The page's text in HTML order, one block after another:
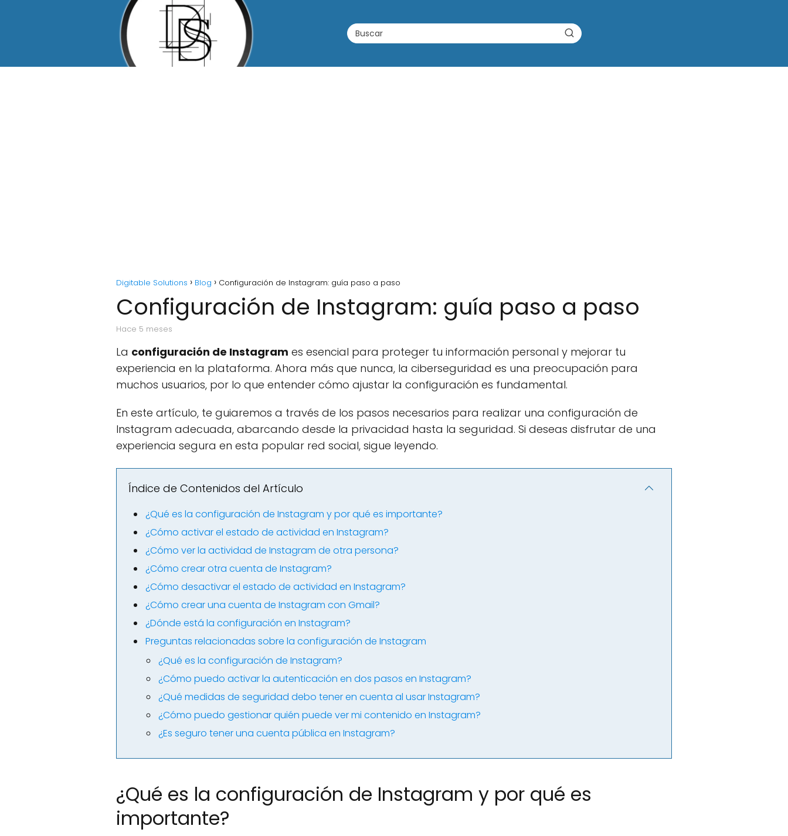
Digitable Solutions Blog Configuración de Instagram: guía paso a paso
Configuración de Instagram: guía paso a paso
hace 5 meses
La configuración de Instagram es esencial para proteger tu información personal y mejorar tu
experiencia en la plataforma. Ahora más que nunca, la ciberseguridad es una preocupación para
muchos usuarios, por lo que entender cómo ajustar la configuración es fundamental.
En este artículo, te guiaremos a través de los pasos necesarios para realizar una configuración de
Instagram adecuada, abarcando desde la privacidad hasta la seguridad. Si deseas disfrutar de una
experiencia segura en esta popular red social, sigue leyendo.
Índice de Contenidos del Artículo
¿Qué es la configuración de Instagram y por qué es importante?
¿Cómo activar el estado de actividad en Instagram?
¿Cómo ver la actividad de Instagram de otra persona?
¿Cómo crear otra cuenta de Instagram?
¿Cómo desactivar el estado de actividad en Instagram?
¿Cómo crear una cuenta de Instagram con Gmail?
¿Dónde está la configuración en Instagram?
Preguntas relacionadas sobre la configuración de Instagram
¿Qué es la configuración de Instagram?
¿Cómo puedo activar la autenticación en dos pasos en Instagram?
¿Qué medidas de seguridad debo tener en cuenta al usar Instagram?
¿Cómo puedo gestionar quién puede ver mi contenido en Instagram?
¿Es seguro tener una cuenta pública en Instagram?
¿Qué es la configuración de Instagram y por qué es
importante?